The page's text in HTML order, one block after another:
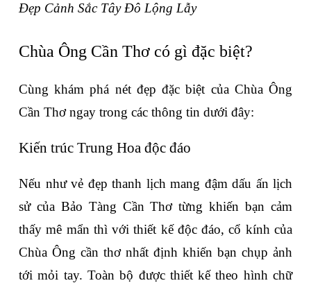
Đẹp Cảnh Sắc Tây Đô Lộng Lẫy
Chùa Ông Cần Thơ có gì đặc biệt?
Cùng khám phá nét đẹp đặc biệt của Chùa Ông
Cần Thơ ngay trong các thông tin dưới đây:
Kiến trúc Trung Hoa độc đáo
Nếu như vẻ đẹp thanh lịch mang đậm dấu ấn lịch
sử của Bảo Tàng Cần Thơ từng khiến bạn cảm
thấy mê mẩn thì với thiết kế độc đáo, cổ kính của
Chùa Ông cần thơ nhất định khiến bạn chụp ảnh
tới mỏi tay. Toàn bộ được thiết kế theo hình chữ